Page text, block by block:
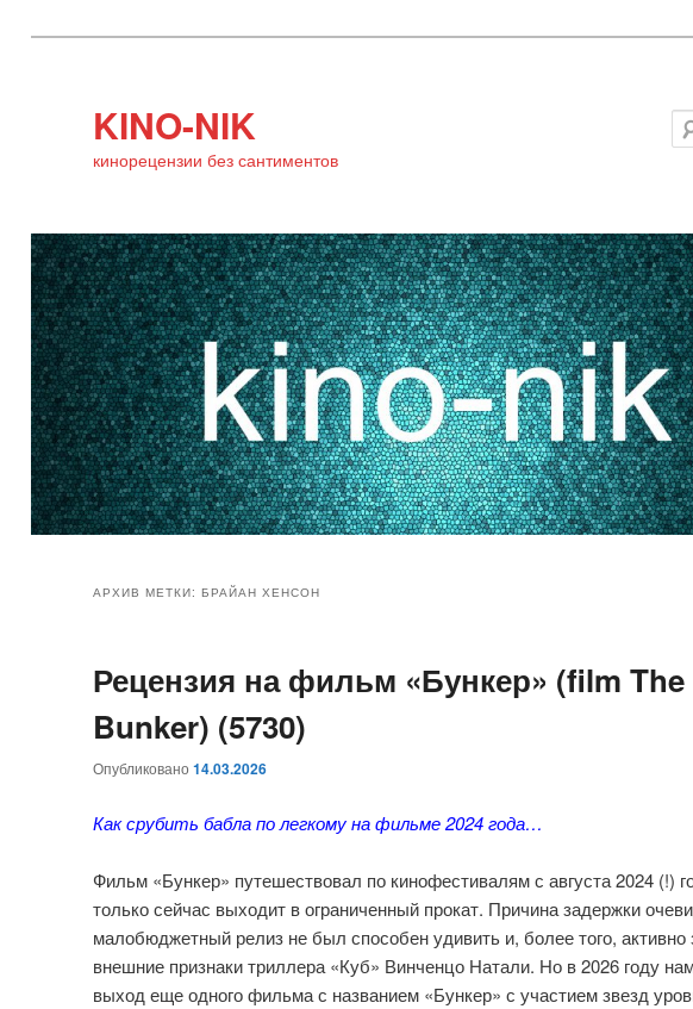
KINO-NIK
кинорецензии без сантиментов
основному
содержимому
дополнительному
содержимому
АРХИВ МЕТКИ:БРАЙАН ХЕНСОН
Рецензия на фильм «Бункер» (film The
Bunker) (5730)
Опубликовано14.03.2026
Как срубить бабла по легкому на фильме 2024 года…
Фильм «Бункер» путешествовал по кинофестивалям с августа 2024 (!)
только сейчас выходит в ограниченный прокат. Причина задержки
малобюджетный релиз не был способен удивить и, более того, активно
внешние признаки триллера «Куб» Винченцо Натали. Но в 2026 году
выход еще одного фильма с названием «Бункер» с участием звезд